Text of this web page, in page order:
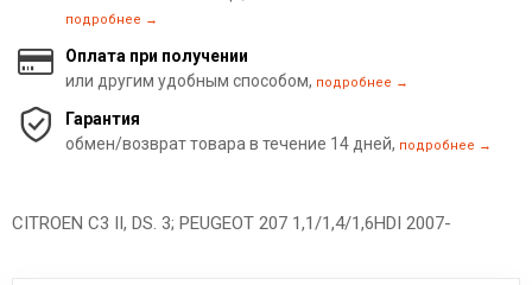
подробнее →
Оплата при получении
или другим удобным способом, подробнее →
Гарантия
обмен/возврат товара в течение 14 дней, подробнее →
CITROEN C3 II, DS. 3; PEUGEOT 207 1,1/1,4/1,6HDI 2007-